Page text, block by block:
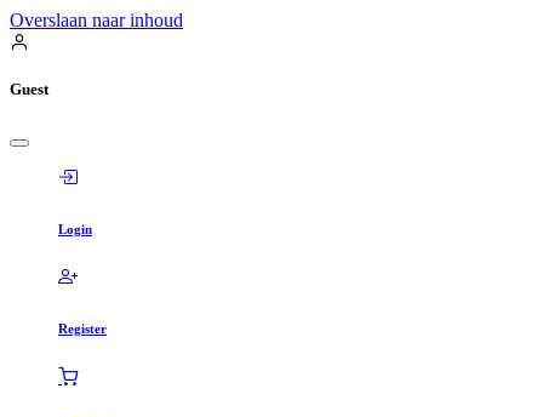
Overslaan naar inhoud
Guest
Login
Register